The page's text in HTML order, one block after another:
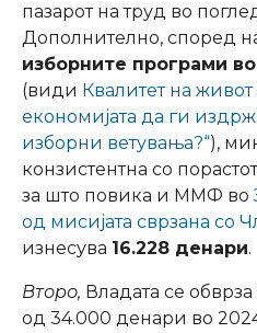
пазарот на труд во
Дополнително, според
изборните програми
(види Квалитет на
економијата да ги
изборни ветувања?“),
конзистентна со
за што повика и ММФ во
од мисијата сврзана со
изнесува 16.228 денари.
Второ, Владата се обврза
од 34.000 денари во